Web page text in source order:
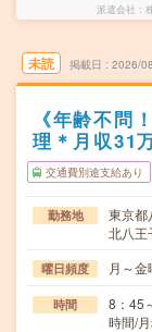
派遣会社
未読 掲載日 2026/
《年齢不問
理＊月収31
交通費別途支給あり
勤務地
東京都
北八王
曜日頻度 月～金
時間
8：45
時間/